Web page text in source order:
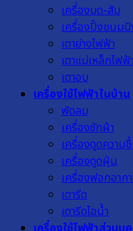
เครื่องบด-สับ
เครื่องปิ้งขนม
เตาย่างไฟฟ้า
เตาแม่เหล็กไฟฟ้
เตาอบ
เครื่องใช้ไฟฟ้าในบ้าน
พัดลม
เครื่องซักผ้า
เครื่องดูดความ
เครื่องดูดฝุ่น
เครื่องฟอกอาก
เตารีด
เตารีดไอน้ำ